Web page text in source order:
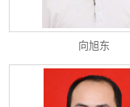
向旭东